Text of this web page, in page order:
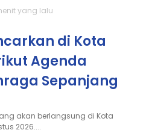
yang lalu
di Kota
Agenda
Sepanjang
akan berlangsung di Kota
2026....